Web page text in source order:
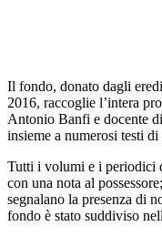
Il fondo, donato dagli
2016, raccoglie l’intera
Antonio Banfi e docente
insieme a numerosi testi
Tutti i volumi e i periodici
con una nota al
segnalano la presenza di
fondo è stato suddiviso